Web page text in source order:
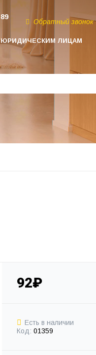
ЮРИДИЧЕСКИМ ЛИЦАМ
Обратный звонок
92₽
Есть в наличии
Код: 01359